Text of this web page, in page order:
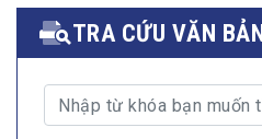
TRA CỨU VĂN BẢN